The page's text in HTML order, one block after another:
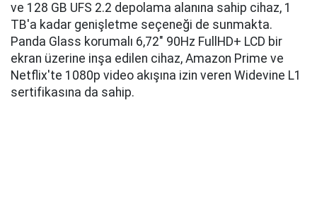
ve 128 GB UFS 2.2 depolama alanına sahip cihaz, 1
TB'a kadar genişletme seçeneği de sunmakta.
Panda Glass korumalı 6,72" 90Hz FullHD+ LCD bir
ekran üzerine inşa edilen cihaz, Amazon Prime ve
Netflix'te 1080p video akışına izin veren Widevine L1
sertifikasına da sahip.